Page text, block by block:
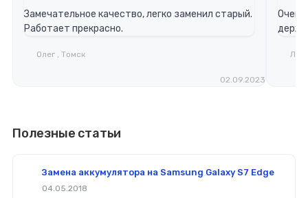
Замечательное качество, легко заменил старый.
Работает прекрасно.
Олег , Томск
02.09.2023
Очень
Полезные статьи
Замена аккумулятора на Samsung Galaxy S7 Edge
04.05.2018